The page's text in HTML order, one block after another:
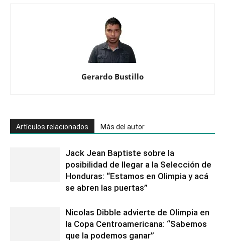
Gerardo Bustillo
Artículos relacionados Más del autor
Jack Jean Baptiste sobre la
posibilidad de llegar a la Selección de
Honduras: “Estamos en Olimpia y acá
se abren las puertas”
Nicolas Dibble advierte de Olimpia en
la Copa Centroamericana: “Sabemos
que la podemos ganar”